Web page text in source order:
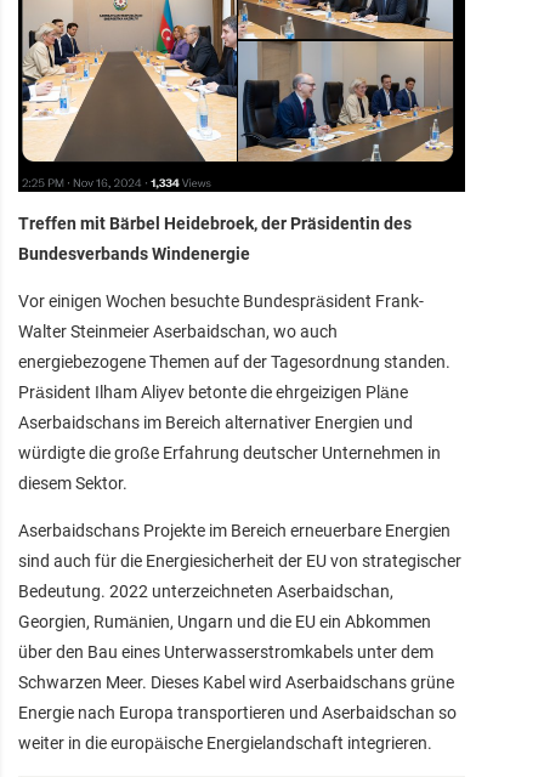
Treffen mit Bärbel Heidebroek, der Präsidentin des
Bundesverbands Windenergie
Vor einigen Wochen besuchte Bundespräsident Frank-
Walter Steinmeier Aserbaidschan, wo auch
energiebezogene Themen auf der Tagesordnung standen.
Präsident Ilham Aliyev betonte die ehrgeizigen Pläne
Aserbaidschans im Bereich alternativer Energien und
würdigte die große Erfahrung deutscher Unternehmen in
diesem Sektor.
Aserbaidschans Projekte im Bereich erneuerbare Energien
sind auch für die Energiesicherheit der EU von strategischer
Bedeutung. 2022 unterzeichneten Aserbaidschan,
Georgien, Rumänien, Ungarn und die EU ein Abkommen
über den Bau eines Unterwasserstromkabels unter dem
Schwarzen Meer. Dieses Kabel wird Aserbaidschans grüne
Energie nach Europa transportieren und Aserbaidschan so
weiter in die europäische Energielandschaft integrieren.